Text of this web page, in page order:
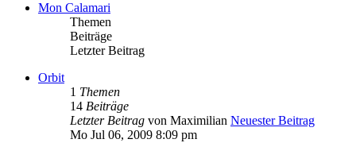
Mon Calamari
Themen
Beiträge
Letzter Beitrag
Orbit
1 Themen
14 Beiträge
Letzter Beitrag von Maximilian Neuester Beitrag
Mo Jul 06, 2009 8:09 pm